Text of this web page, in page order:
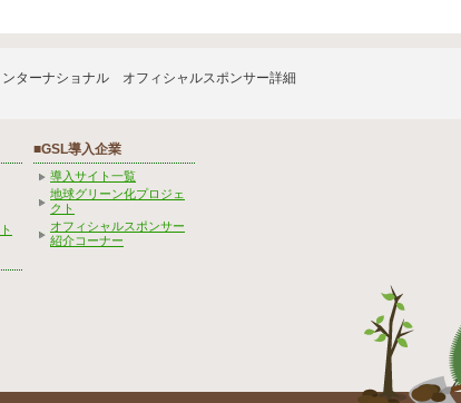
ターナショナル オフィシャルスポンサー詳細
■GSL導入企業
導入サイト一覧
地球グリーン化プロジェ
クト
オフィシャルスポンサー
紹介コーナー